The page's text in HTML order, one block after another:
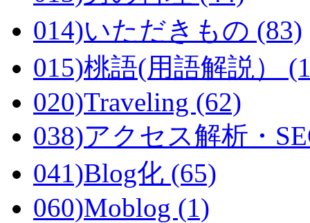
014)いただきもの (83)
015)桃語(用語解説）
020)Traveling (62)
038)アクセス解析・
041)Blog化 (65)
060)Moblog (1)